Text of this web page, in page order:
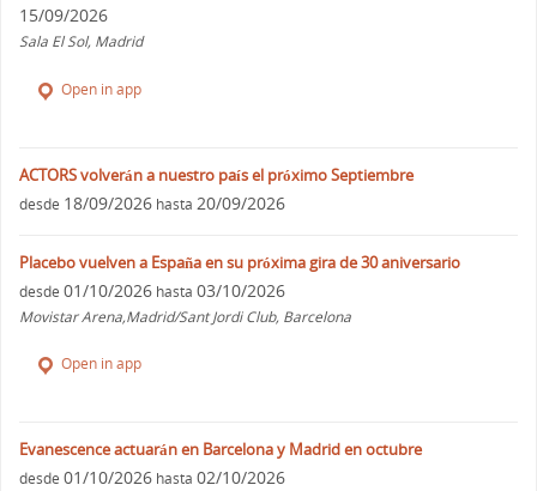
15/09/2026
Sala El Sol, Madrid
Open in app
ACTORS volverán a nuestro país el próximo Septiembre
desde 18/09/2026 hasta 20/09/2026
Placebo vuelven a España en su próxima gira de 30 aniversario
desde 01/10/2026 hasta 03/10/2026
Movistar Arena,Madrid/Sant Jordi Club, Barcelona
Open in app
Evanescence actuarán en Barcelona y Madrid en octubre
desde 01/10/2026 hasta 02/10/2026